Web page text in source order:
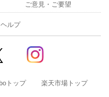
ご意見・ご要望
ルプ
トップ 楽天市場トップ